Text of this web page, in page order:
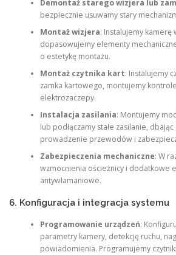
Demontaż starego wizjera lub
bezpiecznie usuwamy stary
Montaż wizjera: Instalujemy kamerę
dopasowujemy elementy
o estetykę montażu.
Montaż czytnika kart: Instalujemy
zamka kartowego, montujemy
elektrozaczepy.
Instalacja zasilania: Montujemy
lub podłączamy stałe zasilanie,
prowadzenie przewodów i
Zabezpieczenia mechaniczne: W
wzmocnienia ościeżnicy i dodatkowe
antywłamaniowe.
6. Konfiguracja i integracja systemu
Programowanie urządzeń:
parametry kamery, detekcję ruchu,
powiadomienia. Programujemy